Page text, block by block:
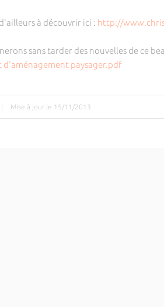
à découvrir ici : http://
sans tarder des nouvelles de ce
d'aménagement paysager.pdf
| Mise à jour le 15/11/2013